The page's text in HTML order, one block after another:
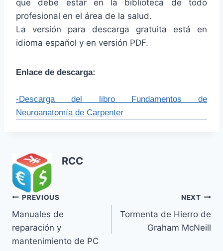
que debe estar en la biblioteca de todo
profesional en el área de la salud.
La versión para descarga gratuita está en
idioma español y en versión PDF.
Enlace de descarga:
-Descarga del libro Fundamentos de
Neuroanatomía de Carpenter
RCC
Navegación
de
entradas
PREVIOUS
Manuales de
reparación y
mantenimiento de PC
NEXT
Tormenta de Hierro de
Graham McNeill